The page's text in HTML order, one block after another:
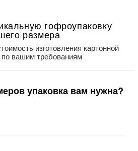
гофроупаковку
размера
изготовления картонной
по вашим требованиям
упаковка вам нужна?